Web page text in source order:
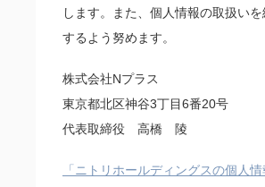
します。また、個人情報の取扱い
するよう努めます。
株式会社Nプラス
東京都北区神谷3丁目6番20号
代表取締役 高橋 陵
「ニトリホールディングスの個人情